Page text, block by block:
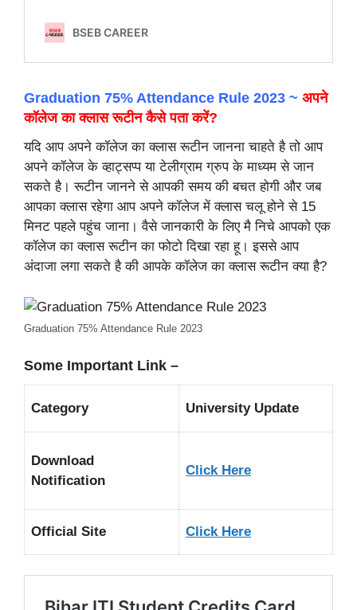
Graduation 75% Attendance Rule 2023 ~ अपने
कॉलेज का क्लास रूटीन कैसे पता करें?
यदि आप अपने कॉलेज का क्लास रूटीन जानना चाहते है तो आप
अपने कॉलेज के व्हाट्सप्प या टेलीग्राम ग्रुप के माध्यम से जान
सकते है। रूटीन जानने से आपकी समय की बचत होगी और जब
आपका क्लास रहेगा आप अपने कॉलेज में क्लास चलू होने से 15
मिनट पहले पहुंच जाना। वैसे जानकारी के लिए मै निचे आपको एक
कॉलेज का क्लास रूटीन का फोटो दिखा रहा हू। इससे आप
अंदाजा लगा सकते है की आपके कॉलेज का क्लास रूटीन क्या है?
Graduation 75% Attendance Rule 2023
Some Important Link –
Category University Update
Download
Notification
Click Here
Official Site Click Here